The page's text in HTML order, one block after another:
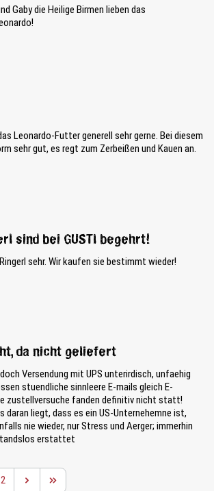
Gaby die Heilige Birmen lieben das
Sternen
Leonardo-Futter generell sehr gerne. Bei diesem
sehr gut, es regt zum Zerbeißen und Kauen an.
Sternen
sind bei GUSTI begehrt!
sehr. Wir kaufen sie bestimmt wieder!
Sternen
da nicht geliefert
Versendung mit UPS unterirdisch, unfaehig
stuendliche sinnleere E-mails gleich E-
zustellversuche fanden definitiv nicht statt!
daran liegt, dass es ein US-Unternehemne ist,
nie wieder, nur Stress und Aerger; immerhin
erstattet
Seite
2